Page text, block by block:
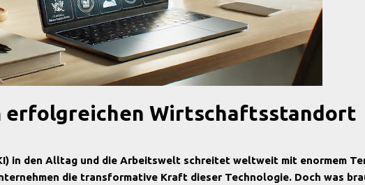
erfolgreichen Wirtschaftsstandort
in den Alltag und die Arbeitswelt schreitet weltweit mit enormem
die transformative Kraft dieser Technologie. Doch was